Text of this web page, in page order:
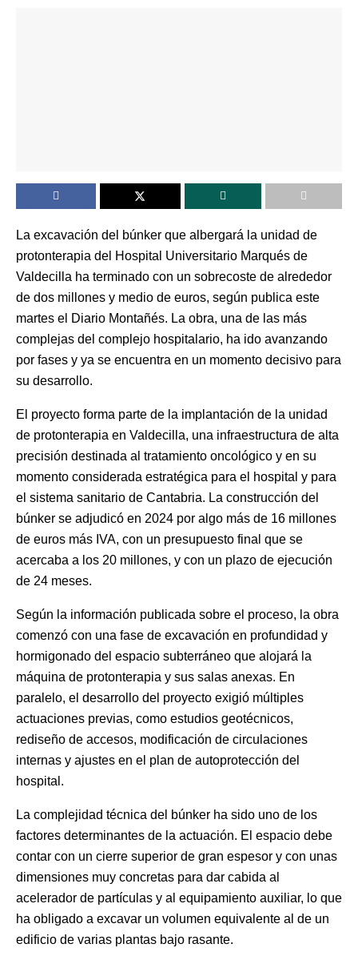
La excavación del búnker que albergará la unidad de
protonterapia del Hospital Universitario Marqués de
Valdecilla ha terminado con un sobrecoste de alrededor
de dos millones y medio de euros, según publica este
martes el Diario Montañés. La obra, una de las más
complejas del complejo hospitalario, ha ido avanzando
por fases y ya se encuentra en un momento decisivo para
su desarrollo.
El proyecto forma parte de la implantación de la unidad
de protonterapia en Valdecilla, una infraestructura de alta
precisión destinada al tratamiento oncológico y en su
momento considerada estratégica para el hospital y para
el sistema sanitario de Cantabria. La construcción del
búnker se adjudicó en 2024 por algo más de 16 millones
de euros más IVA, con un presupuesto final que se
acercaba a los 20 millones, y con un plazo de ejecución
de 24 meses.
Según la información publicada sobre el proceso, la obra
comenzó con una fase de excavación en profundidad y
hormigonado del espacio subterráneo que alojará la
máquina de protonterapia y sus salas anexas. En
paralelo, el desarrollo del proyecto exigió múltiples
actuaciones previas, como estudios geotécnicos,
rediseño de accesos, modificación de circulaciones
internas y ajustes en el plan de autoprotección del
hospital.
La complejidad técnica del búnker ha sido uno de los
factores determinantes de la actuación. El espacio debe
contar con un cierre superior de gran espesor y con unas
dimensiones muy concretas para dar cabida al
acelerador de partículas y al equipamiento auxiliar, lo que
ha obligado a excavar un volumen equivalente al de un
edificio de varias plantas bajo rasante.